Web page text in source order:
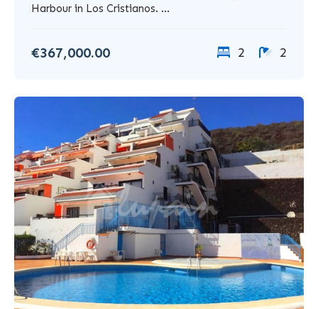
Harbour in Los Cristianos. ...
€367,000.00 2 2